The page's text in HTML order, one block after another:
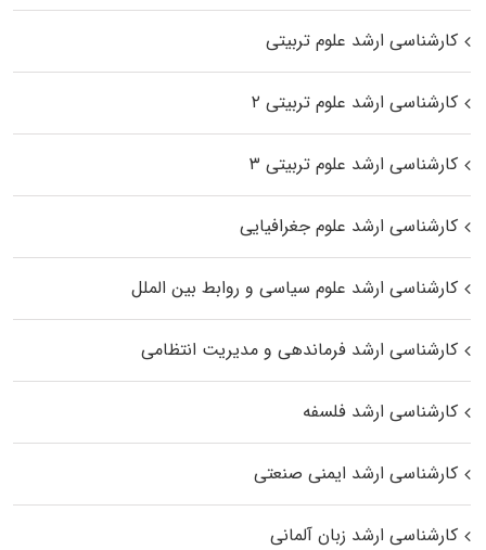
کارشناسی ارشد علوم تربیتی
کارشناسی ارشد علوم تربیتی ۲
کارشناسی ارشد علوم تربیتی ۳
کارشناسی ارشد علوم جغرافیایی
کارشناسی ارشد علوم سیاسی و روابط بین الملل
کارشناسی ارشد فرماندهی و مدیریت انتظامی
کارشناسی ارشد فلسفه
کارشناسی ارشد ایمنی صنعتی
کارشناسی ارشد زبان آلمانی